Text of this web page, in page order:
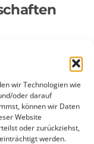
wir Technologien wie
oder darauf
können wir Daten
Website
oder zurückziehst,
werden.
statt. Bei schwierigen
Temperaturen in
jeden Ball.
darunter die